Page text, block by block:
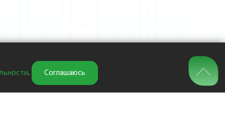
. Соглашаюсь